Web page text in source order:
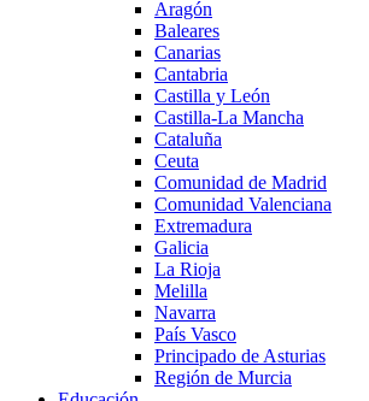
Aragón
Baleares
Canarias
Cantabria
Castilla y León
Castilla-La Mancha
Cataluña
Ceuta
Comunidad de Madrid
Comunidad Valenciana
Extremadura
Galicia
La Rioja
Melilla
Navarra
País Vasco
Principado de Asturias
Región de Murcia